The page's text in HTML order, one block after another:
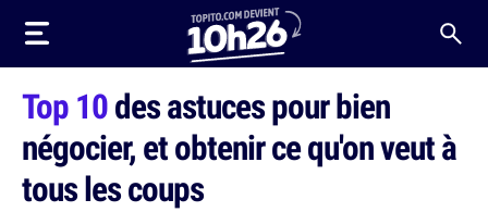
Top 10des astuces pour bien
négocier, et obtenir ce qu'on veut à
tous les coups